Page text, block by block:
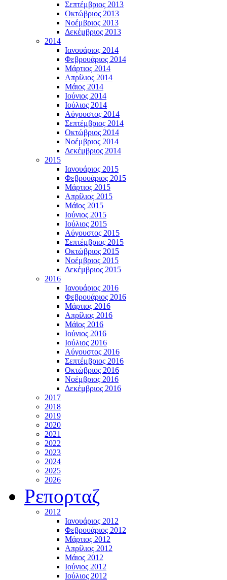
Σεπτέμβριος 2013
Οκτώβριος 2013
Νοέμβριος 2013
Δεκέμβριος 2013
2014
Ιανουάριος 2014
Φεβρουάριος 2014
Μάρτιος 2014
Απρίλιος 2014
Μάιος 2014
Ιούνιος 2014
Ιούλιος 2014
Αύγουστος 2014
Σεπτέμβριος 2014
Οκτώβριος 2014
Νοέμβριος 2014
Δεκέμβριος 2014
2015
Ιανουάριος 2015
Φεβρουάριος 2015
Μάρτιος 2015
Απρίλιος 2015
Μάϊος 2015
Ιούνιος 2015
Ιούλιος 2015
Αύγουστος 2015
Σεπτέμβριος 2015
Οκτώβριος 2015
Νοέμβριος 2015
Δεκέμβριος 2015
2016
Ιανουάριος 2016
Φεβρουάριος 2016
Μάρτιος 2016
Απρίλιος 2016
Μάϊος 2016
Ιούνιος 2016
Ιούλιος 2016
Αύγουστος 2016
Σεπτέμβριος 2016
Οκτώβριος 2016
Νοέμβριος 2016
Δεκέμβριος 2016
2017
2018
2019
2020
2021
2022
2023
2024
2025
2026
Ρεπορταζ
2012
Ιανουάριος 2012
Φεβρουάριος 2012
Μάρτιος 2012
Απρίλιος 2012
Μάιος 2012
Ιούνιος 2012
Ιούλιος 2012